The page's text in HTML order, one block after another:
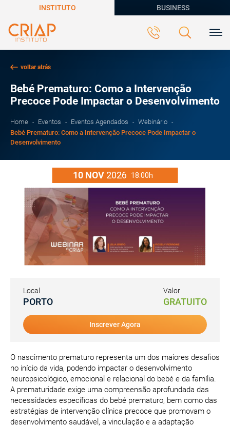
INSTITUTO BUSINESS
voltar atrás
Bebé Prematuro: Como a Intervenção
Precoce Pode Impactar o Desenvolvimento
Home Eventos Eventos Agendados
Webinário
Bebé Prematuro: Como a Intervenção Precoce Pode Impactar o
Desenvolvimento
10 NOV 2026 18:00h
Local
PORTO
Valor
GRATUITO
Inscrever Agora
O nascimento prematuro representa um dos maiores desafios
no início da vida, podendo impactar o desenvolvimento
neuropsicológico, emocional e relacional do bebé e da família.
A prematuridade exige uma compreensão aprofundada das
necessidades específicas do bebé prematuro, bem como das
estratégias de intervenção clínica precoce que promovam o
desenvolvimento saudável, a vinculação e a adaptação